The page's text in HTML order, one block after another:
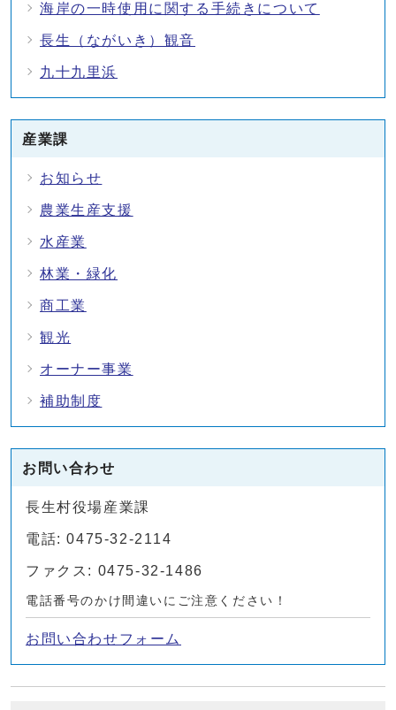
海岸の一時使用に関する手続きについて
長生（ながいき）観音
九十九里浜
産業課
お知らせ
農業生産支援
水産業
林業・緑化
商工業
観光
オーナー事業
補助制度
お問い合わせ
長生村役場産業課
電話: 0475-32-2114
ファクス: 0475-32-1486
電話番号のかけ間違いにご注意ください！
お問い合わせフォーム